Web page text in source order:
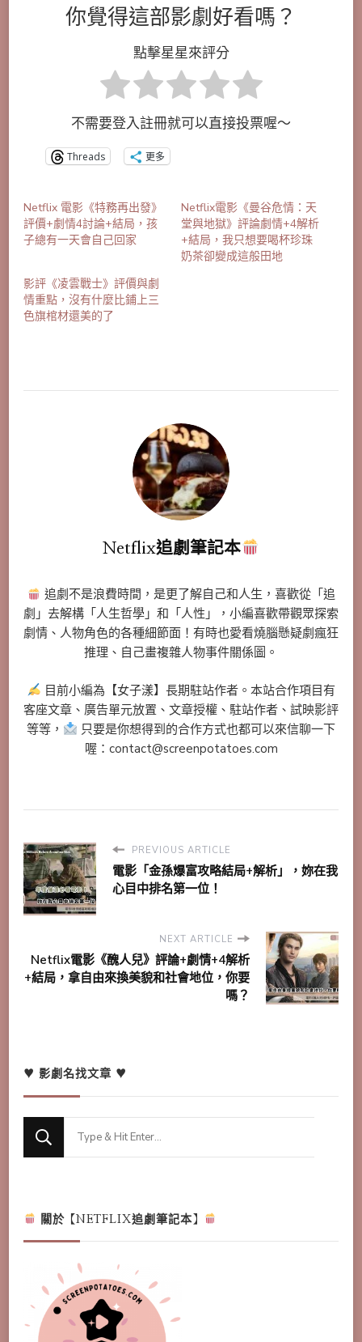
你覺得這部影劇好看嗎？
點擊星星來評分
不需要登入註冊就可以直接投票喔～
Threads 更多
Netflix 電影《特務再出發》
評價+劇情4討論+結局，孩
子總有一天會自己回家
Netflix電影《曼谷危情：天
堂與地獄》評論劇情+4解析
+結局，我只想要喝杯珍珠
奶茶卻變成這般田地
影評《凌雲戰士》評價與劇
情重點，沒有什麼比鋪上三
色旗棺材還美的了
Netflix追劇筆記本
追劇不是浪費時間，是更了解自己和人生，喜歡從「追
劇」去解構「人生哲學」和「人性」，小編喜歡帶觀眾探索
劇情、人物角色的各種細節面！有時也愛看燒腦懸疑劇瘋狂
推理、自己畫複雜人物事件關係圖。
目前小編為【女子漾】長期駐站作者。本站合作項目有
客座文章、廣告單元放置、文章授權、駐站作者、試映影評
等等，
只要是你想得到的合作方式也都可以來信聊一下
喔：contact@screenpotatoes.com
PREVIOUS ARTICLE
電影「金孫爆富攻略結局+解析」，妳在我
心目中排名第一位！
NEXT ARTICLE
Netflix電影《醜人兒》評論+劇情+4解析
+結局，拿自由來換美貌和社會地位，你要
嗎？
♥ 影劇名找文章 ♥
Looking
關於【NETFLIX追劇筆記本】